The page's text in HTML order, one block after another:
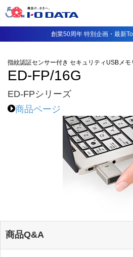
創業50周年 特別企画・最新
指紋認証センサー付き セキュリティUSBメモ
ED-FP/16G
ED-FPシリーズ
商品ページ
商品Q&A